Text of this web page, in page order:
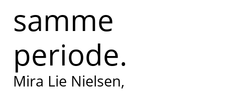
samme
periode.
Mira Lie Nielsen,